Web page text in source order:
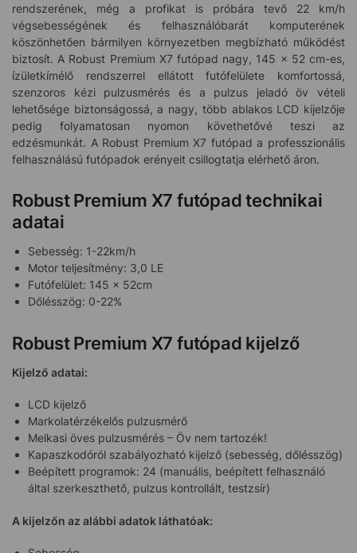
rendszerének, még a profikat is próbára tevő 22 km/h
végsebességének és felhasználóbarát komputerének
köszönhetően bármilyen környezetben megbízható működést
biztosít. A Robust Premium X7 futópad nagy, 145 x 52 cm-es,
ízületkímélő rendszerrel ellátott futófelülete komfortossá,
szenzoros kézi pulzusmérés és a pulzus jeladó öv vételi
lehetősége biztonságossá, a nagy, több ablakos LCD kijelzője
pedig folyamatosan nyomon követhetővé teszi az
edzésmunkát. A Robust Premium X7 futópad a professzionális
felhasználású futópadok erényeit csillogtatja elérhető áron.
Robust Premium X7 futópad technikai
adatai
Sebesség: 1-22km/h
Motor teljesítmény: 3,0 LE
Futófelület: 145 x 52cm
Dőlésszög: 0-22%
Robust Premium X7 futópad kijelző
Kijelző adatai:
LCD kijelző
Markolatérzékelős pulzusmérő
Melkasi öves pulzusmérés – Öv nem tartozék!
Kapaszkodóról szabályozható kijelző (sebesség, dőlésszög)
Beépített programok: 24 (manuális, beépített felhasználó
által szerkeszthető, pulzus kontrollált, testzsír)
A kijelzőn az alábbi adatok láthatóak: